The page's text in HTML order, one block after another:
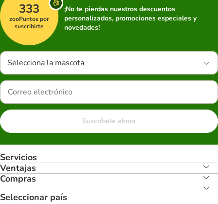
333
zooPuntos por
suscribirte
¡No te pierdas nuestros descuentos
personalizados, promociones especiales y
novedades!
Selecciona la mascota
Suscríbete ahora
Servicios
Ventajas
Compras
Seleccionar país